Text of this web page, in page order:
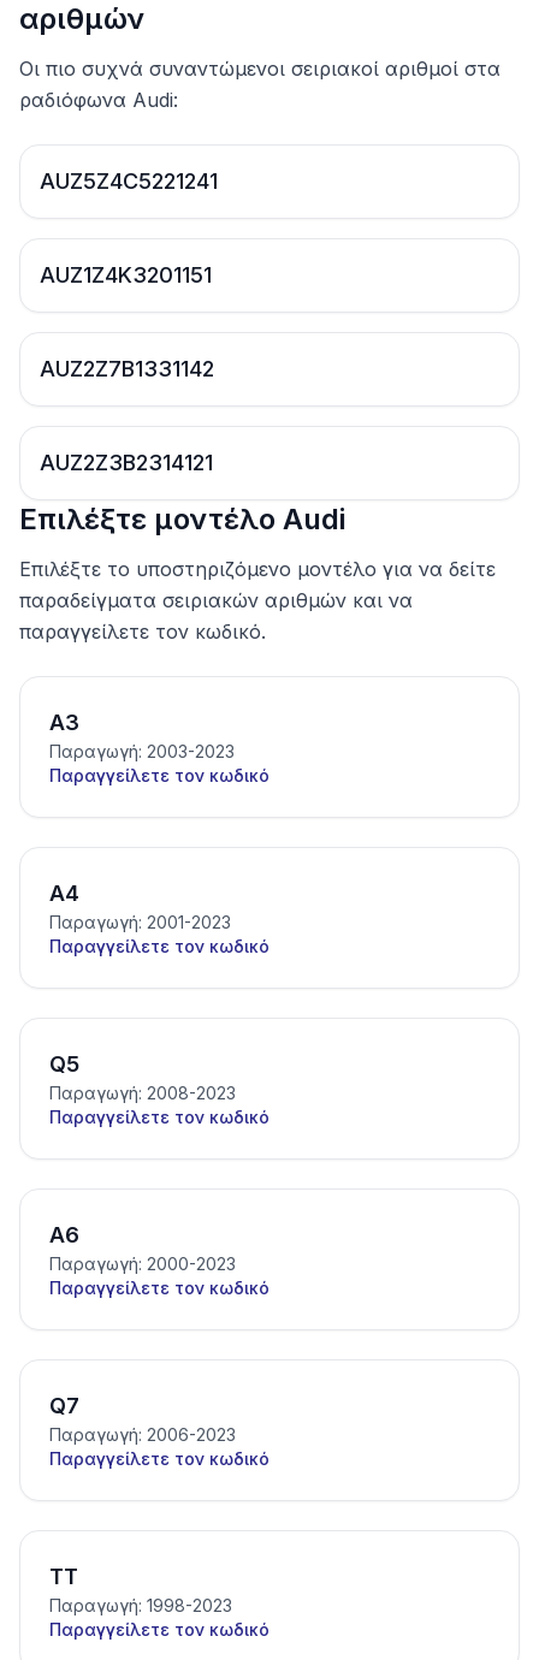
αριθμών
Οι πιο συχνά συναντώμενοι σειριακοί αριθμοί στα
ραδιόφωνα Audi:
AUZ5Z4C5221241
AUZ1Z4K3201151
AUZ2Z7B1331142
AUZ2Z3B2314121
Επιλέξτε μοντέλο Audi
Επιλέξτε το υποστηριζόμενο μοντέλο για να δείτε
παραδείγματα σειριακών αριθμών και να
παραγγείλετε τον κωδικό.
A3
Παραγωγή: 2003-2023
Παραγγείλετε τον κωδικό
A4
Παραγωγή: 2001-2023
Παραγγείλετε τον κωδικό
Q5
Παραγωγή: 2008-2023
Παραγγείλετε τον κωδικό
A6
Παραγωγή: 2000-2023
Παραγγείλετε τον κωδικό
Q7
Παραγωγή: 2006-2023
Παραγγείλετε τον κωδικό
TT
Παραγωγή: 1998-2023
Παραγγείλετε τον κωδικό